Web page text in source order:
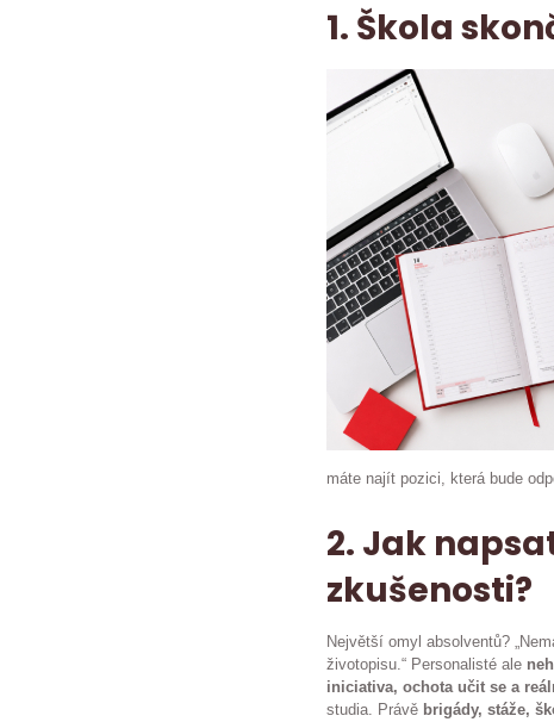
1. Škola
máte najít pozici, která bude
2. Jak
zkušenosti?
Největší omyl absolventů?
životopisu.“ Personalisté ale
iniciativa, ochota učit se a
studia. Právě brigády, stáže,